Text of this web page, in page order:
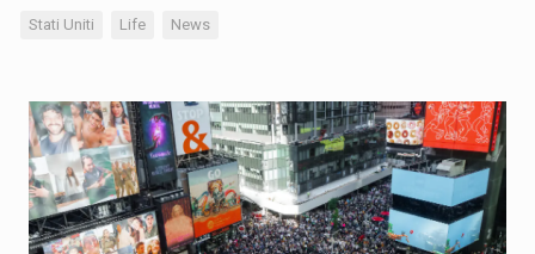
Stati Uniti Life News